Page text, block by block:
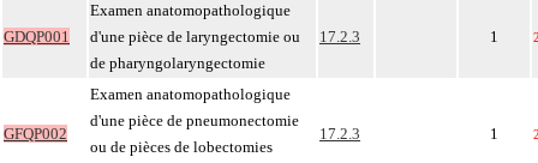
GDQP001
Examen anatomopathologique
d'une pièce de laryngectomie ou
de pharyngolaryngectomie
17.2.3 1
GFQP002
Examen anatomopathologique
d'une pièce de pneumonectomie
ou de pièces de lobectomies
17.2.3 1